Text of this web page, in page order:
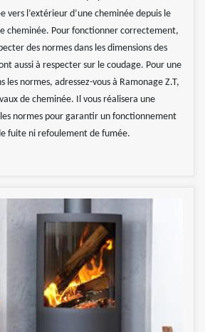
vers l’extérieur d’une cheminée depuis le
cheminée. Pour fonctionner correctement,
des normes dans les dimensions des
aussi à respecter sur le coudage. Pour une
les normes, adressez-vous à Ramonage Z.T,
de cheminée. Il vous réalisera une
normes pour garantir un fonctionnement
fuite ni refoulement de fumée.